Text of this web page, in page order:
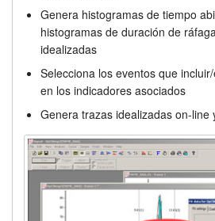
Genera histogramas de tiempo
histogramas de duración de
idealizadas
Selecciona los eventos que
en los indicadores asociados
Genera trazas idealizadas on-line